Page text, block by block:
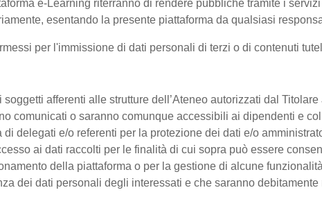
e-Learning riterranno di rendere pubbliche tramite i
esentando la presente piattaforma da qualsiasi
per l'immissione di dati personali di terzi o di contenuti
soggetti afferenti alle strutture dell’Ateneo autorizzati dal
comunicati o saranno comunque accessibili ai dipendenti e
delegati e/o referenti per la protezione dei dati e/o
ai dati raccolti per le finalità di cui sopra può essere
della piattaforma o per la gestione di alcune
dei dati personali degli interessati e che saranno